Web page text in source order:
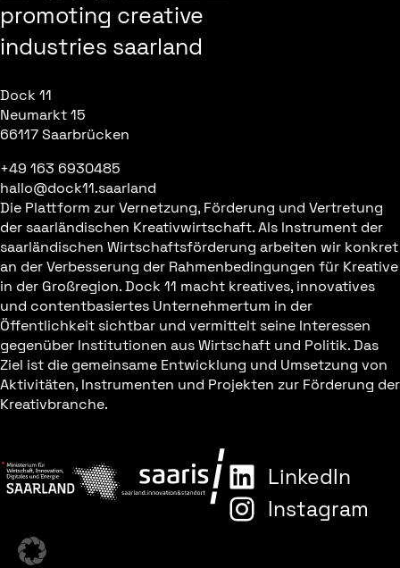
promoting creative
industries saarland
Dock 11
Neumarkt 15
66117 Saarbrücken
+49 163 6930485
hallo@dock11.saarland
Die Plattform zur Vernetzung, Förderung und Vertretung
der saarländischen Kreativwirtschaft. Als Instrument der
saarländischen Wirtschaftsförderung arbeiten wir konkret
an der Verbesserung der Rahmenbedingungen für Kreative
in der Großregion. Dock 11 macht kreatives, innovatives
und contentbasiertes Unternehmertum in der
Öffentlichkeit sichtbar und vermittelt seine Interessen
gegenüber Institutionen aus Wirtschaft und Politik. Das
Ziel ist die gemeinsame Entwicklung und Umsetzung von
Aktivitäten, Instrumenten und Projekten zur Förderung der
Kreativbranche.
LinkedIn
Instagram